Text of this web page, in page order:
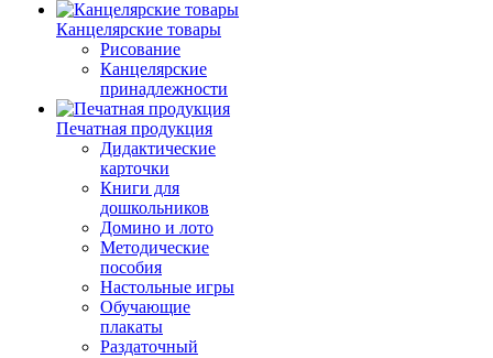
Канцелярские товары
Рисование
Канцелярские
принадлежности
Печатная продукция
Дидактические
карточки
Книги для
дошкольников
Домино и лото
Методические
пособия
Настольные игры
Обучающие
плакаты
Раздаточный